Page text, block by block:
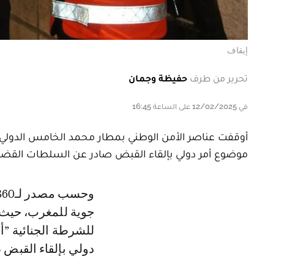
إيقاف
تحرير من طرف حفيظة وجمان
في 12/02/2025 على الساعة 16:45
موضوع أمر دولي بإلقاء القبض صادر عن السلطات
وحسب مصدر لـle360، تم إيقاف المشتبه فيه مباشرة بعد وصوله على متن رحلة
جوية للمغرب، حيث
للشرطة الجنائية
دولي بإلقاء